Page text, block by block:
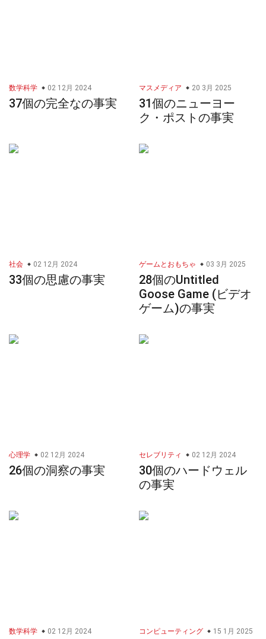
数学科学 02 12月 2024
37個の完全なの事実
マスメディア 20 3月 2025
31個のニューヨー
ク・ポストの事実
社会 02 12月 2024
33個の思慮の事実
ゲームとおもちゃ 03 3月 2025
28個のUntitled
Goose Game (ビデオ
ゲーム)の事実
心理学 02 12月 2024
26個の洞察の事実
セレブリティ 02 12月 2024
30個のハードウェル
の事実
数学科学 02 12月 2024 コンピューティング 15 1月 2025